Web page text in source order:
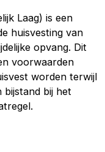
Laag) is een
huisvesting van
opvang. Dit
voorwaarden
worden terwijl
bijstand bij het